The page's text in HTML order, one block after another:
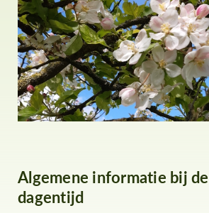
Algemene informatie bij
dagentijd